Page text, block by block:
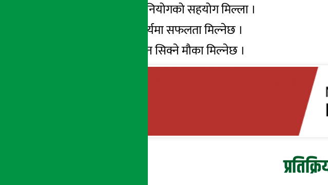
मकर – कूटनीतिक नियोगको सहयोग मिल्ला ।
कुम्भ – न्यायिक कार्यमा सफलता मिल्नेछ ।
मीन – नयाँ-नयाँ ज्ञान सिक्ने मौका मिल्नेछ ।